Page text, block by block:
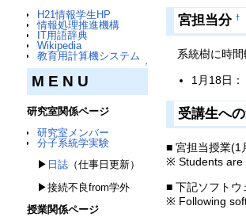
H21情報学生HP
情報処理推進機構
IT用語辞典
Wikipedia
教育用計算機システム
↑
M E N U
研究室関係ページ
研究室メンバー
分子系統学実験
▶ 日誌（仕事日更新）
▶接続不良from学外
授業関係ページ
宮担当分 †
系統樹に時間
1月18日
受講生へ
■ 宮担当授業(1
※ Students are
■ 下記ソフトウ
※ Following